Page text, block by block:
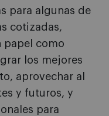
para algunas de
cotizadas,
papel como
los mejores
aprovechar al
y futuros, y
para